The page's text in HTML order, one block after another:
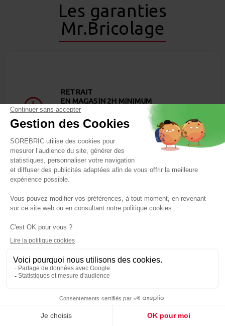
Les garanties
Mr.Bricolage
RETRAIT
EN MAGASIN 2H MINIMUM
Un service Click&Collect 100% gratuit qui
prépare vos commandes en 2h top chrono
PAIEMENTS 100%
SÉCURISÉS
Paiement par carte bleue sans frais et
SERVICE CLIENT
À VOTRE ÉCOUTE
demande